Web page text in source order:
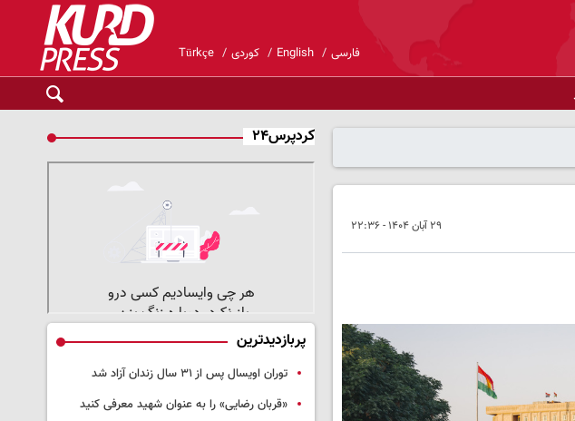
فارسی English کوردی Türkçe
۲۹ آبان ۱۴۰۴ - ۲۲:۳۶
کردپرس۲۴
پربازدیدترین
توران اویسال پس از ۳۱ سال زندان آزاد شد
«قربان رضایی» را به عنوان شهید معرفی کنید